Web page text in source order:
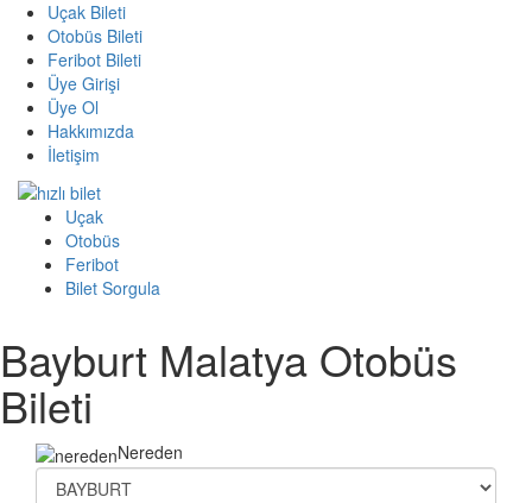
Uçak Bileti
Otobüs Bileti
Feribot Bileti
Üye Girişi
Üye Ol
Hakkımızda
İletişim
Uçak
Otobüs
Feribot
Bilet Sorgula
Bayburt Malatya Otobüs
Bileti
Nereden